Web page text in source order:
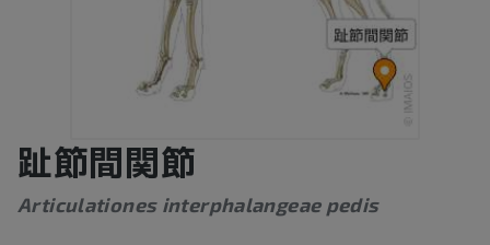
趾節間関節
Articulationes interphalangeae pedis